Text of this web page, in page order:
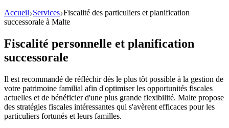
Accueil ❯ Services❯Fiscalité des particuliers et planification
successorale à Malte
Fiscalité personnelle et planification
successorale
Il est recommandé de réfléchir dès le plus tôt possible à la gestion de
votre patrimoine familial afin d'optimiser les opportunités fiscales
actuelles et de bénéficier d'une plus grande flexibilité. Malte propose
des stratégies fiscales intéressantes qui s'avèrent efficaces pour les
particuliers fortunés et leurs familles.